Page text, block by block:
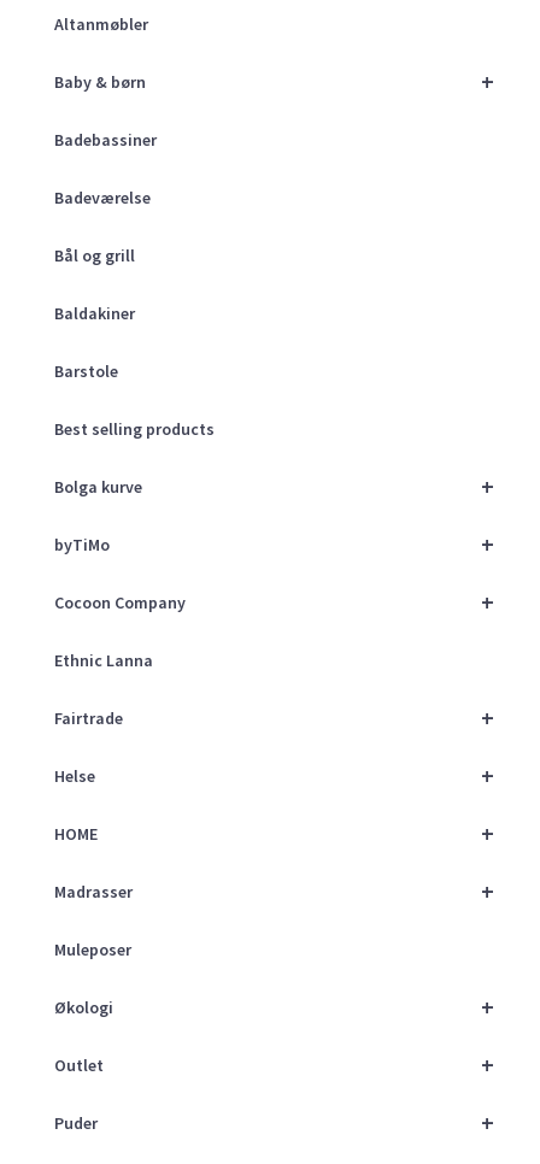
Altanmøbler
+
Baby & børn
Badebassiner
Badeværelse
Bål og grill
Baldakiner
Barstole
Best selling products
+
Bolga kurve
+
byTiMo
+
Cocoon Company
Ethnic Lanna
+
Fairtrade
+
Helse
+
HOME
+
Madrasser
Muleposer
+
Økologi
+
Outlet
+
Puder